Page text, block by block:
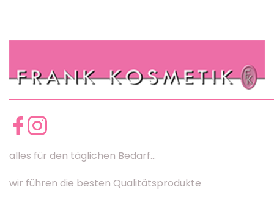
alles für den täglichen Bedarf...
wir führen die besten Qualitätsprodukte